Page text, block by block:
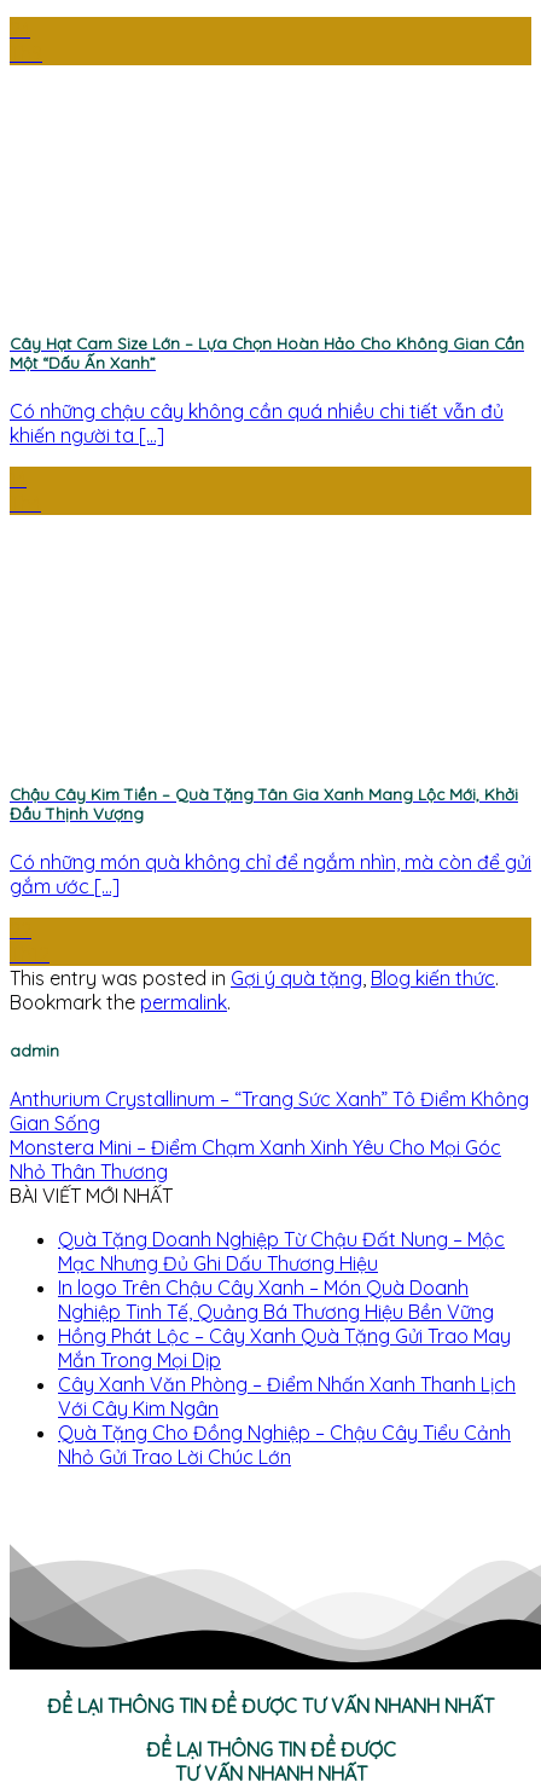
Cây Hạt Cam Size Lớn – Lựa Chọn Hoàn Hảo Cho Không Gian Cần
Một “Dấu Ấn Xanh”
Có những chậu cây không cần quá nhiều chi tiết vẫn đủ
khiến người ta [...]
Chậu Cây Kim Tiền – Quà Tặng Tân Gia Xanh Mang Lộc Mới, Khởi
Đầu Thịnh Vượng
Có những món quà không chỉ để ngắm nhìn, mà còn để gửi
gắm ước [...]
This entry was posted in Gợi ý quà tặng Blog kiến thức.
Bookmark the permalink.
admin
Anthurium Crystallinum – “Trang Sức Xanh” Tô Điểm Không
Gian Sống
Monstera Mini – Điểm Chạm Xanh Xinh Yêu Cho Mọi Góc
Nhỏ Thân Thương
BÀI VIẾT MỚI NHẤT
Quà Tặng Doanh Nghiệp Từ Chậu Đất Nung – Mộc
Mạc Nhưng Đủ Ghi Dấu Thương Hiệu
In logo Trên Chậu Cây Xanh – Món Quà Doanh
Nghiệp Tinh Tế, Quảng Bá Thương Hiệu Bền Vững
Hồng Phát Lộc – Cây Xanh Quà Tặng Gửi Trao May
Mắn Trong Mọi Dịp
Cây Xanh Văn Phòng – Điểm Nhấn Xanh Thanh Lịch
Với Cây Kim Ngân
Quà Tặng Cho Đồng Nghiệp – Chậu Cây Tiểu Cảnh
Nhỏ Gửi Trao Lời Chúc Lớn
ĐỂ LẠI THÔNG TIN ĐỂ ĐƯỢC TƯ VẤN NHANH NHẤT
ĐỂ LẠI THÔNG TIN ĐỂ ĐƯỢC
TƯ VẤN NHANH NHẤT